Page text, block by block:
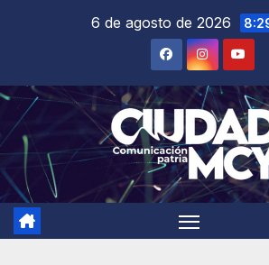
6 de agosto de 2026